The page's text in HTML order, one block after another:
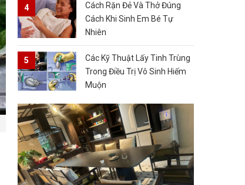
Cách Rặn Đẻ Và Thở Đúng
Cách Khi Sinh Em Bé Tự
Nhiên
Các Kỹ Thuật Lấy Tinh Trùng
Trong Điều Trị Vô Sinh Hiếm
Muộn